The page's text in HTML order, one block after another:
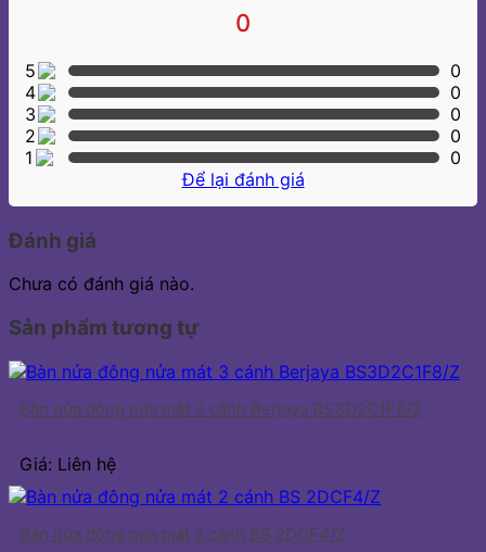
0
5
0
4
0
3
0
2
0
1
0
Để lại đánh giá
Đánh giá
Chưa có đánh giá nào.
Sản phẩm tương tự
Bàn nửa đông nửa mát 3 cánh Berjaya BS3D2C1F8/Z
Giá: Liên hệ
Bàn nửa đông nửa mát 2 cánh BS 2DCF4/Z